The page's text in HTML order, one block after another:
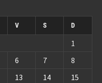
V S D
1
6 7
8
13 14
15